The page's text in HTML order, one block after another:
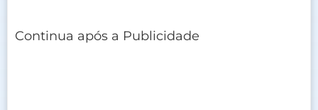
Continua após a Publicidade